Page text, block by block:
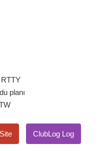
planı
ClubLog Log